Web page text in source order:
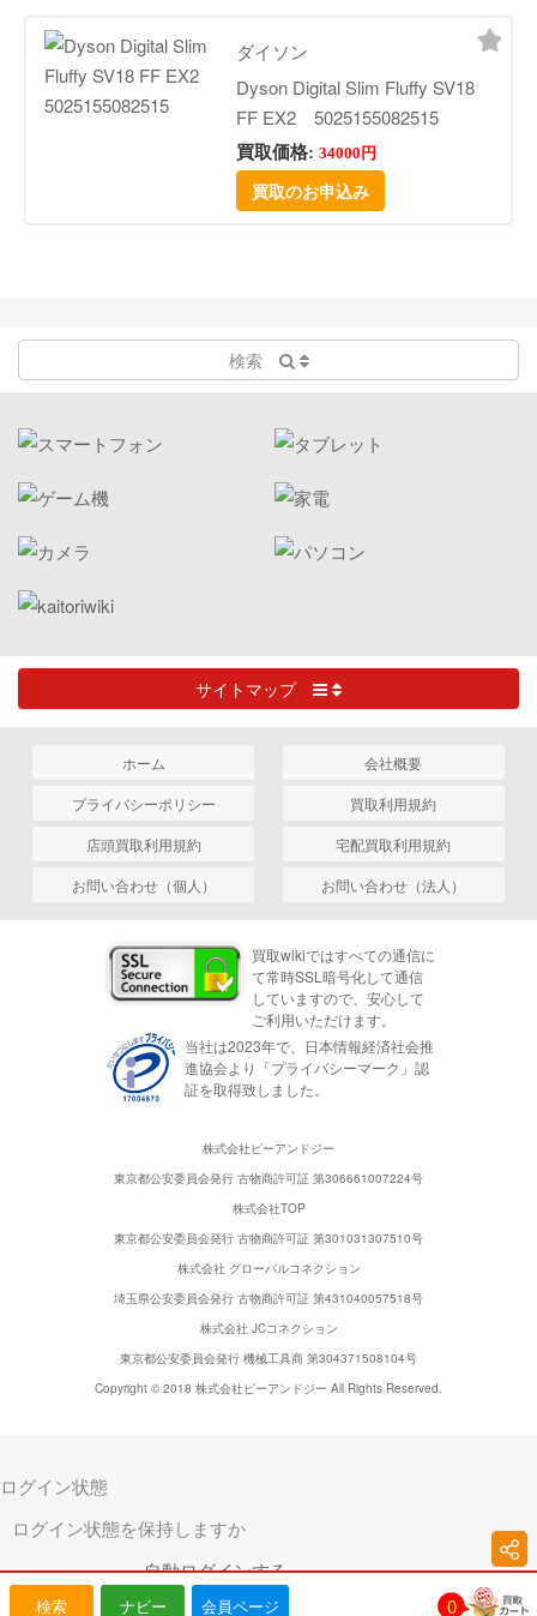
検索 ナビー 会員ページ 0
ダイソン
Dyson Digital Slim Fluffy SV18
FF EX2 5025155082515
買取価格: 34000円
買取のお申込み
検索
サイトマップ
ホーム
会社概要
プライバシーポリシー
買取利用規約
店頭買取利用規約
宅配買取利用規約
お問い合わせ（個人）
お問い合わせ（法人）
買取wikiではすべての通信に
て常時SSL暗号化して通信
していますので、安心して
ご利用いただけます。
当社は2023年で、日本情報経済社会推
進協会より「プライバシーマーク」認
証を取得致しました。
株式会社ピーアンドジー
東京都公安委員会発行 古物商許可証 第306661007224号
株式会社TOP
東京都公安委員会発行 古物商許可証 第301031307510号
株式会社 グローバルコネクション
埼玉県公安委員会発行 古物商許可証 第431040057518号
株式会社 JCコネクション
東京都公安委員会発行 機械工具商 第304371508104号
Copyright © 2018 株式会社ピーアンドジー All Rights Reserved.
ログイン状態
ログイン状態を保持しますか
自動ログインする